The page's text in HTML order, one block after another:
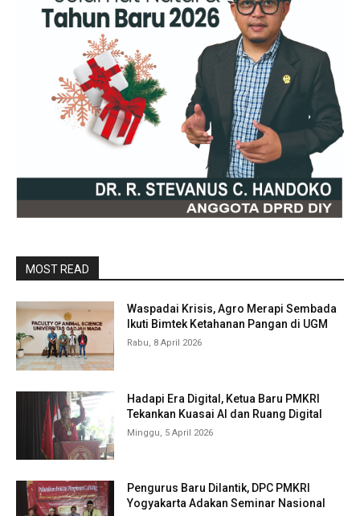
MOST READ
Waspadai Krisis, Agro Merapi Sembada
Ikuti Bimtek Ketahanan Pangan di UGM
Rabu, 8 April 2026
Hadapi Era Digital, Ketua Baru PMKRI
Tekankan Kuasai AI dan Ruang Digital
Minggu, 5 April 2026
Pengurus Baru Dilantik, DPC PMKRI
Yogyakarta Adakan Seminar Nasional